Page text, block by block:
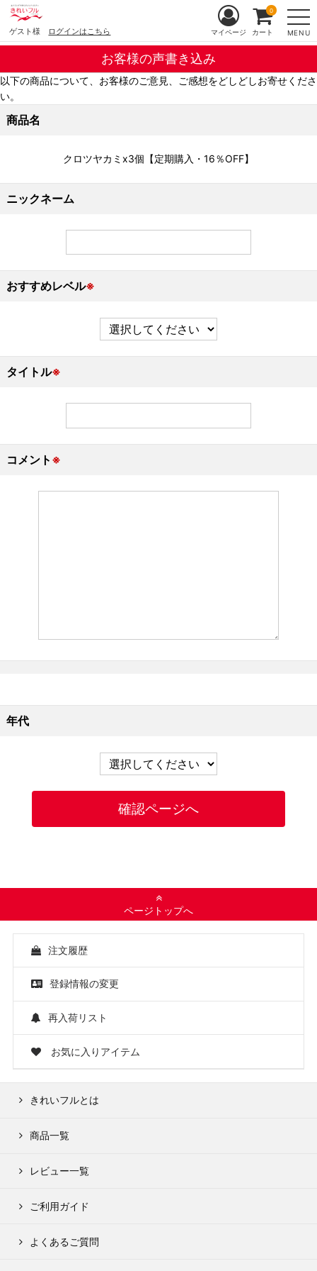
ゲスト様 ログインはこちら MENU
マイページ カート
0
お客様の声書き込み
以下の商品について、お客様のご意見、ご感想をどしどしお寄せくださ
い。
商品名
クロツヤカミx3個【定期購入・16％OFF】
ニックネーム
おすすめレベル※
タイトル※
コメント ※
年代
ページトップへ
注文履歴
登録情報の変更
再入荷リスト
お気に入りアイテム
きれいフルとは
商品一覧
レビュー一覧
ご利用ガイド
よくあるご質問